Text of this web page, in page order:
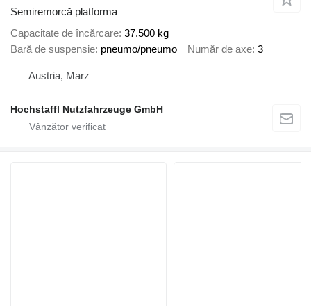
Semiremorcă platforma
Capacitate de încărcare 37.500 kg
Bară de suspensie pneumo/pneumo Număr de axe 3
Austria, Marz
Hochstaffl Nutzfahrzeuge GmbH